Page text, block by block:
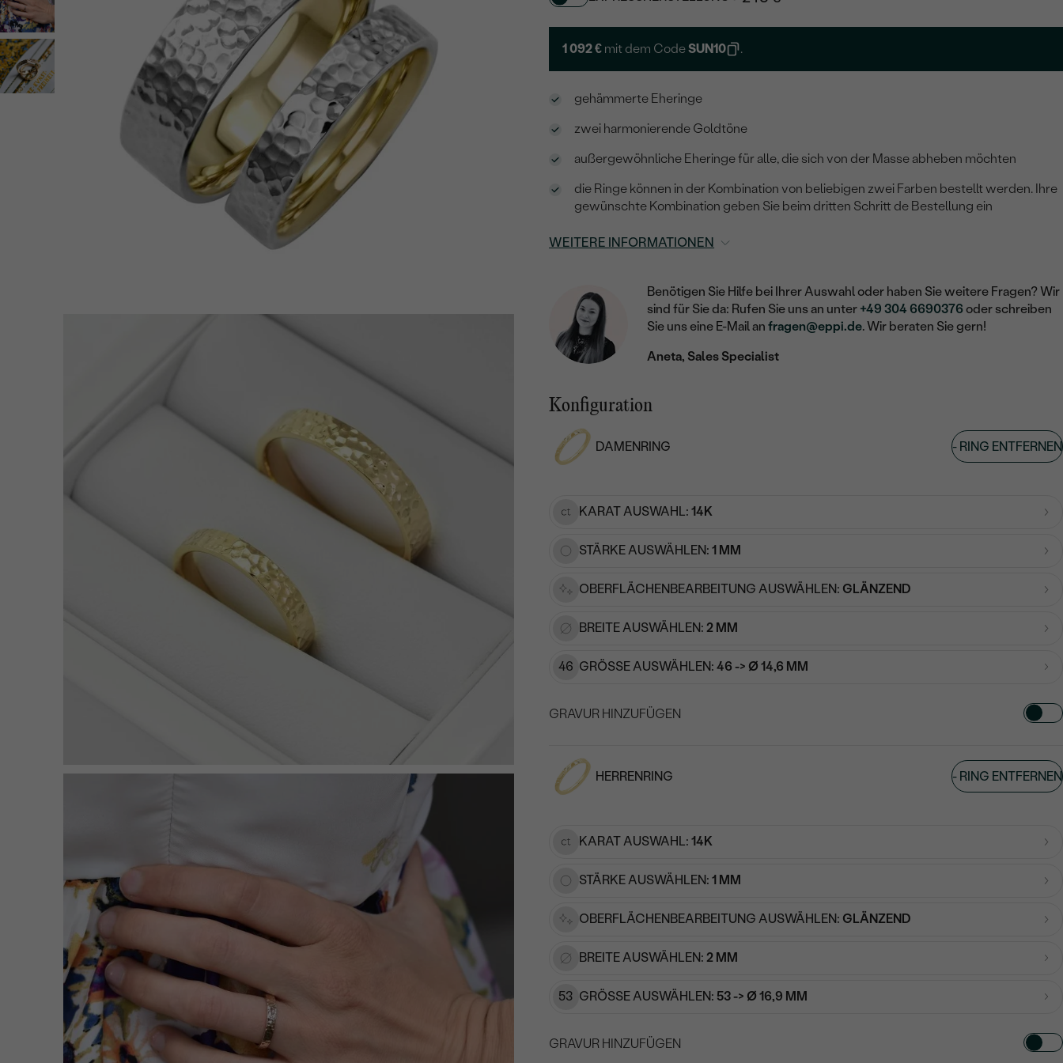
1 092 € mit dem CodeSUN10 .
gehämmerte Eheringe
zwei harmonierende Goldtöne
außergewöhnliche Eheringe für alle, die sich von der Masse abheben möchten
die Ringe können in der Kombination von beliebigen zwei Farben bestellt werden. Ihre
gewünschte Kombination geben Sie beim dritten Schritt de Bestellung ein
WEITERE INFORMATIONEN
Benötigen Sie Hilfe bei Ihrer Auswahl oder haben Sie weitere Fragen? Wir
sind für Sie da: Rufen Sie uns an unter +49 304 6690376 oder schreiben
Sie uns eine E-Mail anfragen@eppi.de. Wir beraten Sie gern!
Aneta, Sales Specialist
Konfiguration
DAMENRING -RING ENTFERNEN
KARAT AUSWAHL: 14K
STÄRKE AUSWÄHLEN: 1 MM
OBERFLÄCHENBEARBEITUNG AUSWÄHLEN: GLÄNZEND
BREITE AUSWÄHLEN: 2 MM
46 GRÖSSE AUSWÄHLEN: 46 -> Ø 14,6 MM
GRAVUR HINZUFÜGEN
Geben Sie Initialen/Text ein
HERRENRING -RING ENTFERNEN
KARAT AUSWAHL: 14K
STÄRKE AUSWÄHLEN: 1 MM
OBERFLÄCHENBEARBEITUNG AUSWÄHLEN: GLÄNZEND
BREITE AUSWÄHLEN: 2 MM
53 GRÖSSE AUSWÄHLEN: 53 -> Ø 16,9 MM
GRAVUR HINZUFÜGEN